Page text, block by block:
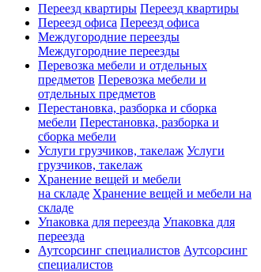
Переезд квартиры Переезд квартиры
Переезд офиса Переезд офиса
Междугородние переезды
Междугородние переезды
Перевозка мебели и отдельных
предметов Перевозка мебели и
отдельных предметов
Перестановка, разборка и сборка
мебели Перестановка, разборка и
сборка мебели
Услуги грузчиков, такелаж Услуги
грузчиков, такелаж
Хранение вещей и мебели
на складе Хранение вещей и мебели на
складе
Упаковка для переезда Упаковка для
переезда
Аутсорсинг специалистов Аутсорсинг
специалистов